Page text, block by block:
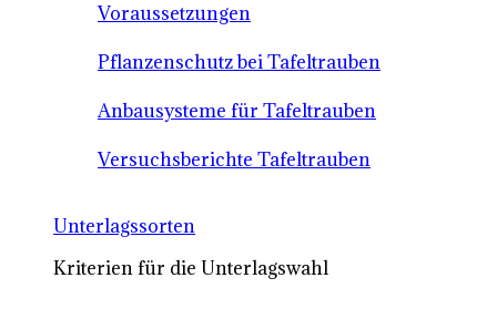
Voraussetzungen
Pflanzenschutz bei Tafeltrauben
Anbausysteme für Tafeltrauben
Versuchsberichte Tafeltrauben
Unterlagssorten
Kriterien für die Unterlagswahl